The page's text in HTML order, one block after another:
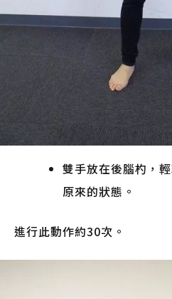
雙手放在後腦杓，
原來的狀態。
進行此動作約30次。